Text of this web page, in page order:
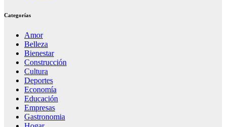
Categorías
Amor
Belleza
Bienestar
Construcción
Cultura
Deportes
Economía
Educación
Empresas
Gastronomia